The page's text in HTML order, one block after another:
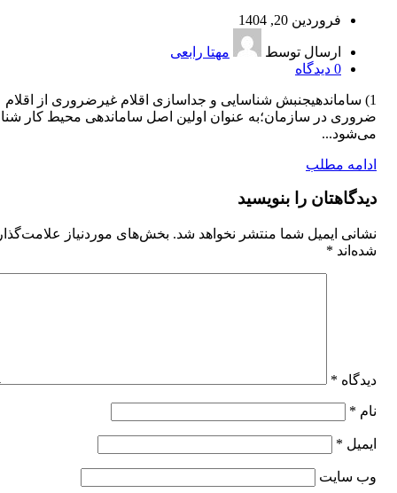
فروردین 20, 1404
ارسال توسط
مهتا رابعی
0 دیدگاه
1) ساماندهیجنبش شناسایی و جداسازی اقلام غیرضروری از اقلام
ضروری در سازمان؛به عنوان اولین اصل ساماندهی محیط کار
می‌شود...
ادامه مطلب
دیدگاهتان را بنویسید
نشانی ایمیل شما منتشر نخواهد شد. بخش‌های موردنیاز
شده‌اند *
دیدگاه *
نام *
ایمیل *
وب‌ سایت